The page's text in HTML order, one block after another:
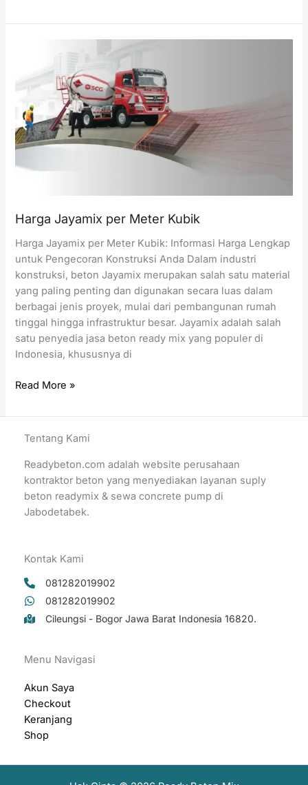
per
Harga Jayamix per Meter Kubik
Harga Jayamix per Meter Kubik: Informasi Harga Lengkap
untuk Pengecoran Konstruksi Anda Dalam industri
konstruksi, beton Jayamix merupakan salah satu material
yang paling penting dan digunakan secara luas dalam
berbagai jenis proyek, mulai dari pembangunan rumah
tinggal hingga infrastruktur besar. Jayamix adalah salah
satu penyedia jasa beton ready mix yang populer di
Indonesia, khususnya di
Harga
per
Meter
Read More »
Tentang Kami
Readybeton.com adalah website perusahaan
kontraktor beton yang menyediakan layanan suply
beton readymix & sewa concrete pump di
Jabodetabek.
Kontak Kami
081282019902
081282019902
Cileungsi - Bogor Jawa Barat Indonesia 16820.
Menu Navigasi
Akun Saya
Checkout
Keranjang
Shop